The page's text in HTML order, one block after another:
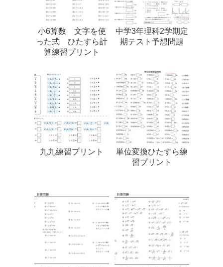
小6算数 文字を使
った式 ひたすら計
算練習プリント
中学3年理科2学期定
期テスト予想問題
九九練習プリント
単位変換ひたすら練
習プリント